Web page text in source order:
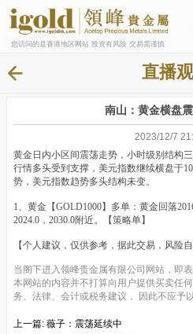
您访问的是香港地区网站 投资有风险 交易需谨慎
直播
南山：黄金横盘
2023/12/7
黄金日内小区间震荡走势，小时级别结构
行情多头受到支撑，美元指数继续横盘于
势，美元指数趋势多头结构未变。
1、黄金【GOLD1000】多单：黄金回落
2024.0，2030.0附近。【策略单】
【个人建议，仅供参考，据此交易，风险自
当阁下进入领峰贵金属有限公司网站，即
本网站的内容并不打算向用户提供买卖任
务、法律、会计或税务建议， 因此不应予以
上一篇: 薇子：震荡延续中